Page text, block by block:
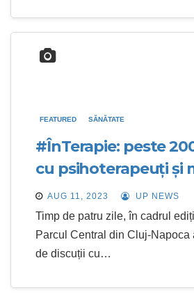
FEATURED SĂNĂTATE
#ÎnTerapie: peste
cu psihoterapeuți și
primul Punct de Prim
Emoțional la un
muzică
AUG 11, 2023 UP NEWS
Timp de patru zile, în cadrul
Parcul Central din Cluj-Napoca
de discuții cu…